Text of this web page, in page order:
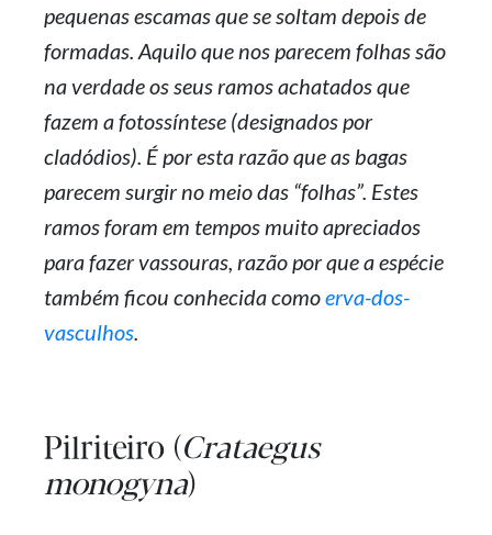
pequenas escamas que se soltam depois de
formadas. Aquilo que nos parecem folhas são
na verdade os seus ramos achatados que
fazem a fotossíntese (designados por
cladódios). É por esta razão que as bagas
parecem surgir no meio das “folhas”. Estes
ramos foram em tempos muito apreciados
para fazer vassouras, razão por que a espécie
também ficou conhecida comoerva-dos-
vasculhos
Pilriteiro (Crataegus
monogyna)